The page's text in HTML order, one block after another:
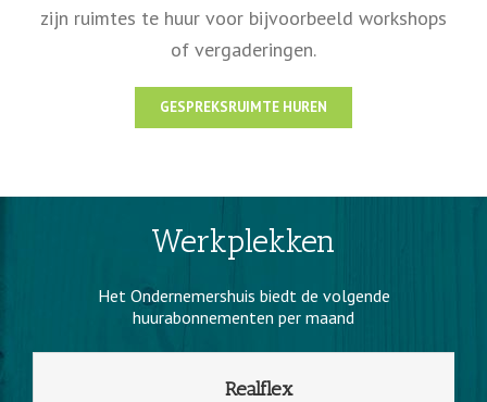
zijn ruimtes te huur voor bijvoorbeeld workshops
of vergaderingen.
GESPREKSRUIMTE HUREN
Werkplekken
Het Ondernemershuis biedt de volgende
huurabonnementen per maand
Realflex